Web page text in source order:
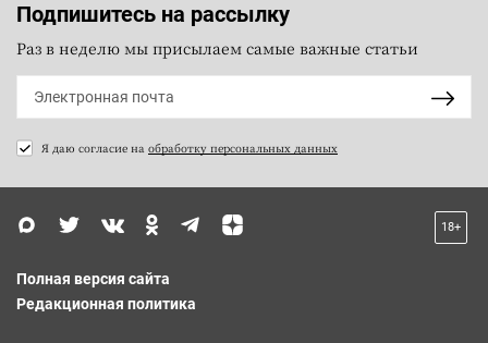
Подпишитесь на рассылку
Раз в неделю мы присылаем самые важные статьи
Я даю согласие на обработку персональных данных
18+
Полная версия сайта
Редакционная политика